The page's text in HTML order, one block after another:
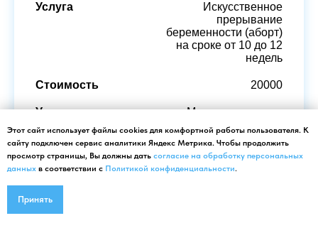
Искусственное
прерывание
беременности (аборт)
на сроке от 10 до 12
недель
20000
Марсуциализация
абсцесса или кисты
большой железы
преддверия
влагалища (Вскрытие
наботиевых желез)
Этот сайт использует файлы cookies для комфортной работы пользователя. К
сайту подключен сервис аналитики Яндекс Метрика. Чтобы продолжить
просмотр страницы, Вы должны дать согласие на обработку персональных
данных в соответствии с Политикой конфиденциальности.
Принять